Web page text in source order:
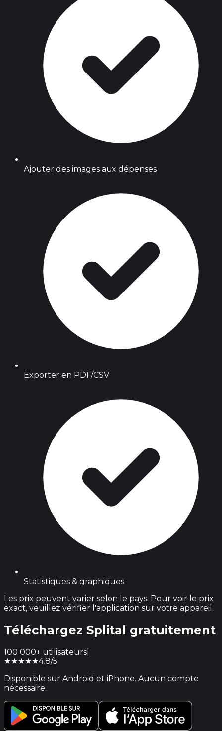
Ajouter des images aux dépenses
Exporter en PDF/CSV
Statistiques & graphiques
Les prix peuvent varier selon le pays. Pour voir le prix
exact, veuillez vérifier l'application sur votre appareil.
Téléchargez Splital gratuitement
100 000+ utilisateurs
★★★★★4.8/5
Disponible sur Android et iPhone. Aucun compte
nécessaire.